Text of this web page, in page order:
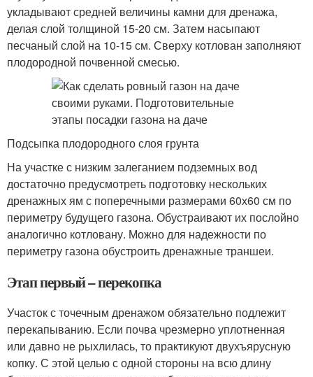
укладывают средней величины камни для дренажа,
делая слой толщиной 15-20 см. Затем насыпают
песчаный слой на 10-15 см. Сверху котлован заполняют
плодородной почвенной смесью.
Подсыпка плодородного слоя грунта
На участке с низким залеганием подземных вод
достаточно предусмотреть подготовку нескольких
дренажных ям с поперечными размерами 60х60 см по
периметру будущего газона. Обустраивают их послойно
аналогично котловану. Можно для надежности по
периметру газона обустроить дренажные траншеи.
Этап первый – перекопка
Участок с точечным дренажом обязательно подлежит
перекапыванию. Если почва чрезмерно уплотненная
или давно не рыхлилась, то практикуют двухъярусную
копку. С этой целью с одной стороны на всю длину